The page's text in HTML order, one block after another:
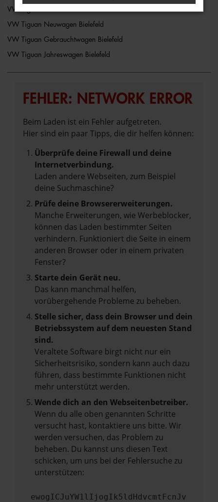
VW Tiguan Bielefeld
VW Tiguan Neuwagen Bielefeld
VW Tiguan Gebrauchtwagen Bielefeld
VW Tiguan Jahreswagen Bielefeld
FEHLER: NETWORK ERROR
Beim Laden ist ein Fehler aufgetreten.
Hier sind ein paar Tipps, die dir helfen können:
Überprüfe deine Firewall und deine
Internetverbindung.
Laden andere Webseiten, zum Beispiel
deine Suchmaschine?
Prüfe deine Browsererweiterungen.
Manche Erweiterungen, wie Werbeblocker,
können das Laden bestimmter Seiten
verhindern. Funktioniert die Seite in einem
anderen Browser oder in einem privaten
Fenster?
Starte dein Gerät neu.
Das kann manchmal helfen,
vorübergehende Probleme zu beheben.
Stelle sicher, dass dein Browser und dein
Betriebssystem auf dem neuesten Stand
sind.
Veraltete Software birgt nicht nur ein
Sicherheitsrisiko, sondern kann auch dazu
führen, dass bestimmte Funktionen nicht
mehr unterstützt werden.
Wende dich an den Webseitenbetreiber.
Wenn du alle oben genannten Schritte
versucht hast, kontaktiere uns bitte. Wir
werden versuchen, das Problem zu
beheben. Du kannst uns diesen Text
schicken, um uns bei der Fehlersuche zu
unterstützen:
ewogICJuYW1lIjogIk5ldHdvcmtFcnJv